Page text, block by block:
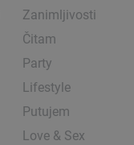
Zanimljivosti
Čitam
Party
Lifestyle
Putujem
Love & Sex